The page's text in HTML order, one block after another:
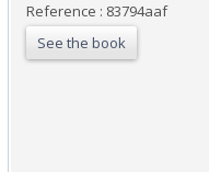
Reference : 83794aaf
See the book